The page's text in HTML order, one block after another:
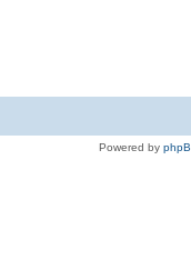
Powered by